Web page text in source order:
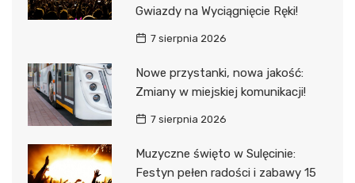
Gwiazdy na Wyciągnięcie Ręki!
7 sierpnia 2026
Nowe przystanki, nowa jakość:
Zmiany w miejskiej komunikacji!
7 sierpnia 2026
Muzyczne święto w Sulęcinie:
Festyn pełen radości i zabawy 15